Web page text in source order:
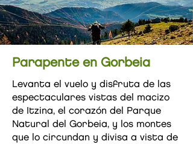
Parapente en Gorbeia
Levanta el vuelo y disfruta de las
espectaculares vistas del macizo
de Itzina, el corazón del Parque
Natural del Gorbeia, y los montes
que lo circundan y divisa a vista de